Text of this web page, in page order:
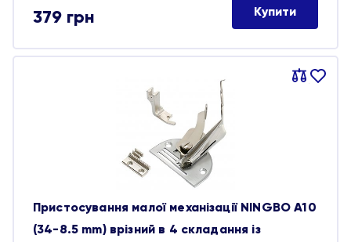
379 грн Купити
Порівняти
В
Пристосування малої механізації NINGBO A10
(34-8.5 mm) врізний в 4 складання із